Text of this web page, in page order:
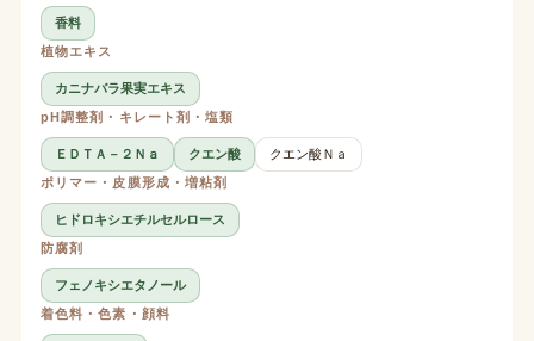
香料
植物エキス
カニナバラ果実エキス
pH調整剤・キレート剤・塩類
ＥＤＴＡ－２Ｎａ クエン酸
クエン酸Ｎａ
ポリマー・皮膜形成・増粘剤
ヒドロキシエチルセルロース
防腐剤
フェノキシエタノール
着色料・色素・顔料